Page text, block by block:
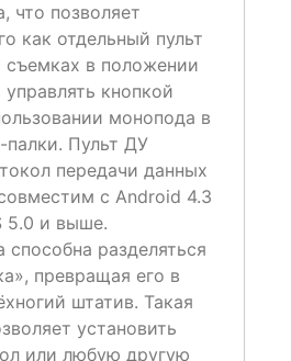
что позволяет
как отдельный пульт
съемках в положении
кнопкой
монопода в
палки. Пульт ДУ
передачи данных
с Android 4.3
5.0 и выше.
разделяться
превращая его в
штатив. Такая
установить
или любую другую